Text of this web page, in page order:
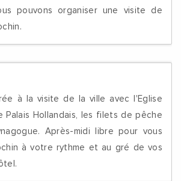
pouvons organiser une visite de
à la visite de la ville avec l'Eglise
Palais Hollandais, les filets de pêche
Après-midi libre pour vous
à votre rythme et au gré de vos